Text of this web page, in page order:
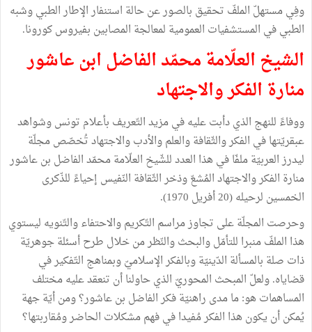
وفِي مستهلّ الملفّ تحقيق بالصور عن حالة استنفار الإطار الطبي وشبه
الطبي في المستشفيات العمومية لمعالجة المصابين بفيروس كورونا.
الشيخ العلّامة محمّد الفاضل ابن عاشور
منارة الفكر والاجتهاد
ووفاءً للنهج الذي دأبت عليه في مزيد التّعريف بأعلام تونس وشواهد
عبقريّتها في الفكر والثّقافة والعلم والأدب والاجتهاد تُخصّص مجلّة
ليدرز العربيّة ملفّا في هذا العدد للشّيخ العلّامة محمّد الفاضل بن عاشور
منارة الفكر والاجتهاد المُشعّ وذخر الثّقافة النّفيس إحياءً للذّكرى
الخمسين لرحيله (20 أفريل 1970).
وحرصت المجلّة على تجاوز مراسم التّكريم والاحتفاء والتّنويه ليستوي
هذا الملفّ منبرا للتأمّل والبحث والنّظر من خلال طرح أسئلة جوهريّة
ذات صلة بالمسألة الدّينيّة وبالفكر الإسلاميّ وبمناهج التّفكير في
قضاياه. ولعلّ المبحث المحوريّ الذي حاولنا أن تنعقد عليه مختلف
المساهمات هو: ما مدى راهنيّة فكر الفاضل بن عاشور؟ ومن أيّة جهة
يُمكن أن يكون هذا الفكر مُفيدا في فهم مشكلات الحاضر ومُقاربتها؟